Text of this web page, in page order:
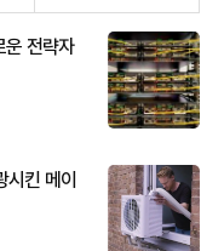
운 전략자
킨 메이